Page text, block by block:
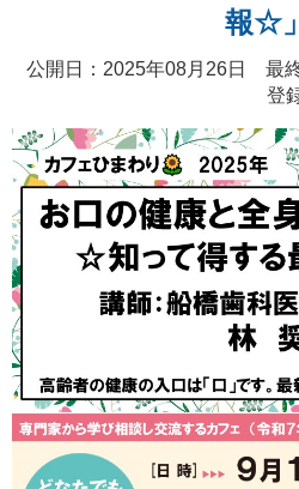
報☆」
公開日：2025年08月26日 最
登